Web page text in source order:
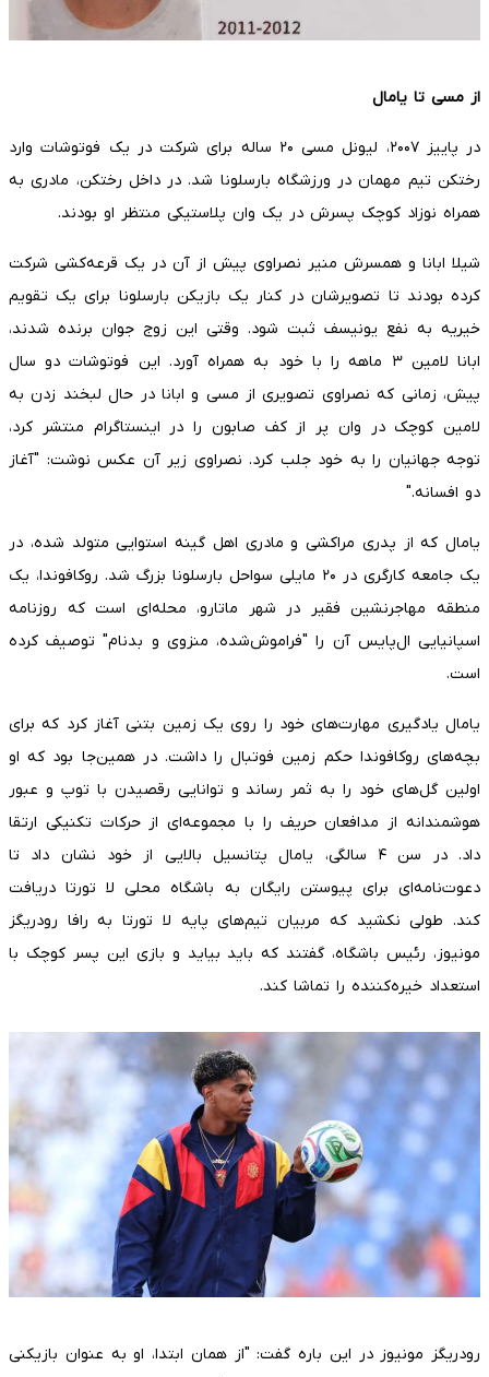
از مسی تا یامال
در پاییز ۲۰۰۷، لیونل مسی ۲۰ ساله برای شرکت در یک فوتوشات وارد
رختکن تیم مهمان در ورزشگاه بارسلونا شد. در داخل رختکن، مادری به
همراه نوزاد کوچک پسرش در یک وان پلاستیکی منتظر او بودند.
شیلا ابانا و همسرش منیر نصراوی پیش از آن در یک قرعه‌کشی شرکت
کرده بودند تا تصویرشان در کنار یک بازیکن بارسلونا برای یک تقویم
خیریه به نفع یونیسف ثبت شود. وقتی این زوج جوان برنده شدند،
ابانا لامین ۳ ماهه را با خود به همراه آورد. این فوتوشات دو سال
پیش، زمانی که نصراوی تصویری از مسی و ابانا در حال لبخند زدن به
لامین کوچک در وان پر از کف صابون را در اینستاگرام منتشر کرد،
توجه جهانیان را به خود جلب کرد. نصراوی زیر آن عکس نوشت: "آغاز
دو افسانه."
یامال که از پدری مراکشی و مادری اهل گینه استوایی متولد شده، در
یک جامعه کارگری در ۲۰ مایلی سواحل بارسلونا بزرگ شد. روکافوندا، یک
منطقه مهاجرنشین فقیر در شهر ماتارو، محله‌ای است که روزنامه
اسپانیایی ال‌پایس آن را "فراموش‌شده، منزوی و بدنام" توصیف کرده
است.
یامال یادگیری مهارت‌های خود را روی یک زمین بتنی آغاز کرد که برای
بچه‌های روکافوندا حکم زمین فوتبال را داشت. در همین‌جا بود که او
اولین گل‌های خود را به ثمر رساند و توانایی رقصیدن با توپ و عبور
هوشمندانه از مدافعان حریف را با مجموعه‌ای از حرکات تکنیکی ارتقا
داد. در سن ۴ سالگی، یامال پتانسیل بالایی از خود نشان داد تا
دعوت‌نامه‌ای برای پیوستن رایگان به باشگاه محلی لا تورتا دریافت
کند. طولی نکشید که مربیان تیم‌های پایه لا تورتا به رافا رودریگز
مونیوز، رئیس باشگاه، گفتند که باید بیاید و بازی این پسر کوچک با
استعداد خیره‌کننده را تماشا کند.
رودریگز مونیوز در این باره گفت: "از همان ابتدا، او به عنوان بازیکنی